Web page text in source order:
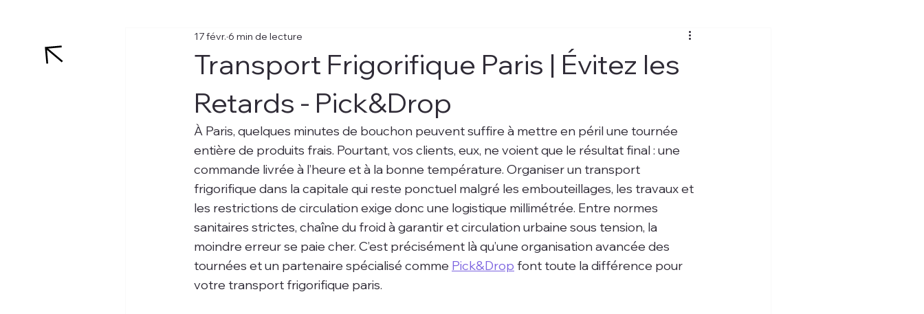
Transport Frigorifique Paris | Évitez les
Retards - Pick&Drop
17 févr. 6 min de lecture
À Paris, quelques minutes de bouchon peuvent suffire à mettre en péril une tournée
entière de produits frais. Pourtant, vos clients, eux, ne voient que le résultat final : une
commande livrée à l’heure et à la bonne température. Organiser un transport
frigorifique dans la capitale qui reste ponctuel malgré les embouteillages, les travaux et
les restrictions de circulation exige donc une logistique millimétrée. Entre normes
sanitaires strictes, chaîne du froid à garantir et circulation urbaine sous tension, la
moindre erreur se paie cher. C’est précisément là qu’une organisation avancée des
tournées et un partenaire spécialisé comme Pick&Drop font toute la différence pour
votre transport frigorifique paris.